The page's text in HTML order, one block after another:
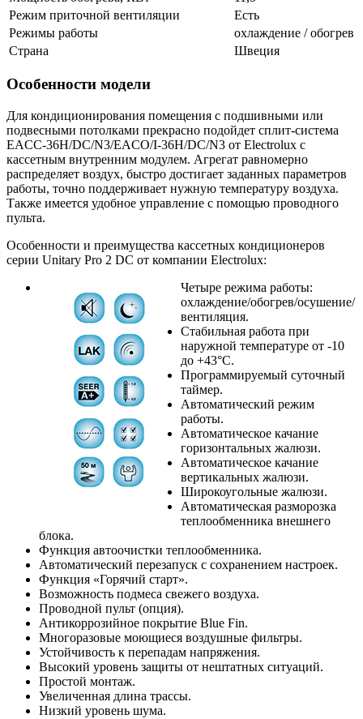
Режим приточной вентиляции
Есть
Режимы работы
охлаждение / обогрев
Страна
Швеция
Особенности модели
Для кондиционирования помещения с подшивными или
подвесными потолками прекрасно подойдет сплит-система
EACС-36H/DC/N3/EACO/I-36H/DC/N3 от Electrolux с
кассетным внутренним модулем. Агрегат равномерно
распределяет воздух, быстро достигает заданных параметров
работы, точно поддерживает нужную температуру воздуха.
Также имеется удобное управление с помощью проводного
пульта.
Особенности и преимущества кассетных кондиционеров
серии Unitary Pro 2 DC от компании Electrolux:
Четыре режима работы:
охлаждение/обогрев/осушение/
вентиляция.
Стабильная работа при
наружной температуре от -10
до +43°С.
Программируемый суточный
таймер.
Автоматический режим
работы.
Автоматическое качание
горизонтальных жалюзи.
Автоматическое качание
вертикальных жалюзи.
Широкоугольные жалюзи.
Автоматическая разморозка
теплообменника внешнего
блока.
Функция автоочистки теплообменника.
Автоматический перезапуск с сохранением настроек.
Функция «Горячий старт».
Возможность подмеса свежего воздуха.
Проводной пульт (опция).
Антикоррозийное покрытие Blue Fin.
Многоразовые моющиеся воздушные фильтры.
Устойчивость к перепадам напряжения.
Высокий уровень защиты от нештатных ситуаций.
Простой монтаж.
Увеличенная длина трассы.
Низкий уровень шума.